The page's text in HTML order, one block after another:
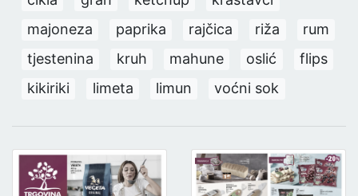
majoneza
paprika rajčica riža
rum
tjestenina
kruh mahune oslić
flips
kikiriki
limeta limun voćni sok